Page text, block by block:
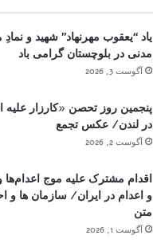
یاد “یعقوب مهرنهاد” شهید و
مدنی در بلوچستان گرامی باد
آگوست 3, 2026
پنجمین روز تحصن «کارزار علیه
در لندن/ عکس تجمع
آگوست 2, 2026
اقدام مشترک علیه موج
و اعدام در ایران/ سازمان ها و
متن
آگوست 1, 2026